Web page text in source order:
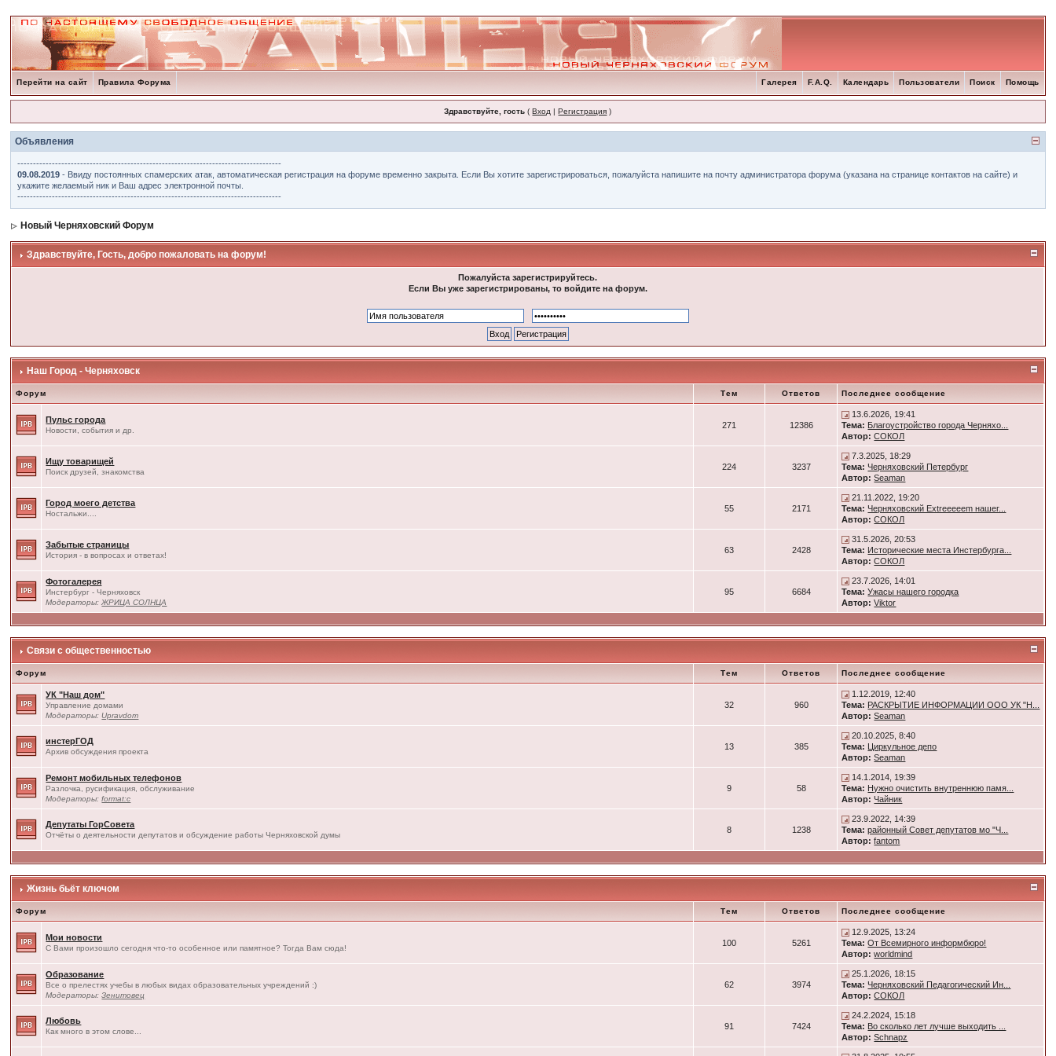
Перейти на сайт Правила Форума Помощь
Поиск
Пользователи
Календарь
F.A.Q.
Галерея
Здравствуйте, гость (Вход |Регистрация )
Объявления
------------------------------------------------------------------------------------
09.08.2019 - Ввиду постоянных спамерских атак, автоматическая регистрация на форуме временно закрыта. Если Вы хотите зарегистрироваться, пожалуйста напишите на почту администратора форума (указана на странице контактов на сайте) и
укажите желаемый ник и Ваш адрес электронной почты.
------------------------------------------------------------------------------------
Новый Черняховский Форум
Здравствуйте, Гость, добро пожаловать на форум!
Пожалуйста зарегистрируйтесь.
Если Вы уже зарегистрированы, то войдите на форум.
Наш Город - Черняховск
Форум Тем Ответов Последнее сообщение
Пульс города
Новости, события и др.
271 12386
13.6.2026, 19:41
Тема: Благоустройство города Черняхо...
Автор: СОКОЛ
Ищу товарищей
Поиск друзей, знакомства
224 3237
7.3.2025, 18:29
Тема: Черняховский Петербург
Автор: Seaman
Город моего детства
Ностальжи....
55 2171
21.11.2022, 19:20
Тема: Черняховский Extreeeeem нашег...
Автор: СОКОЛ
Забытые страницы
История - в вопросах и ответах!
63 2428
31.5.2026, 20:53
Тема: Исторические места Инстербурга...
Автор: СОКОЛ
Фотогалерея
Инстербург - Черняховск
Модераторы:ЖРИЦА СОЛНЦА
95 6684
23.7.2026, 14:01
Тема: Ужасы нашего городка
Автор: Viktor
Связи с общественностью
Форум Тем Ответов Последнее сообщение
УК "Наш дом"
Управление домами
Модераторы:Upravdom
32 960
1.12.2019, 12:40
Тема: РАСКРЫТИЕ ИНФОРМАЦИИ ООО УК "Н...
Автор: Seaman
инстерГОД
Архив обсуждения проекта
13 385
20.10.2025, 8:40
Тема: Циркульное депо
Автор: Seaman
Ремонт мобильных телефонов
Разлочка, русификация, обслуживание
Модераторы:format:c
9 58
14.1.2014, 19:39
Тема: Нужно очистить внутреннюю памя...
Автор: Чайник
Депутаты ГорСовета
Отчёты о деятельности депутатов и обсуждение работы Черняховской думы
8 1238
23.9.2022, 14:39
Тема: районный Совет депутатов мо "Ч...
Автор: fantom
Жизнь бьёт ключом
Форум Тем Ответов Последнее сообщение
Мои новости
С Вами произошло сегодня что-то особенное или памятное? Тогда Вам сюда!
100 5261
12.9.2025, 13:24
Тема: От Всемирного информбюро!
Автор: worldmind
Образование
Все о прелестях учебы в любых видах образовательных учреждений :)
Модераторы:Зенитовец
62 3974
25.1.2026, 18:15
Тема: Черняховский Педагогический Ин...
Автор: СОКОЛ
Любовь
Как много в этом слове...
91 7424
24.2.2024, 15:18
Тема: Во сколько лет лучше выходить ...
Автор: Schnapz